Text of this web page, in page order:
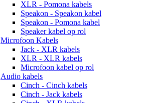
XLR - Pomona kabels
Speakon - Speakon kabel
Speakon - Pomona kabel
Speaker kabel op rol
Microfoon Kabels
Jack - XLR kabels
XLR - XLR kabels
Microfoon kabel op rol
Audio kabels
Cinch - Cinch kabels
Cinch - Jack kabels